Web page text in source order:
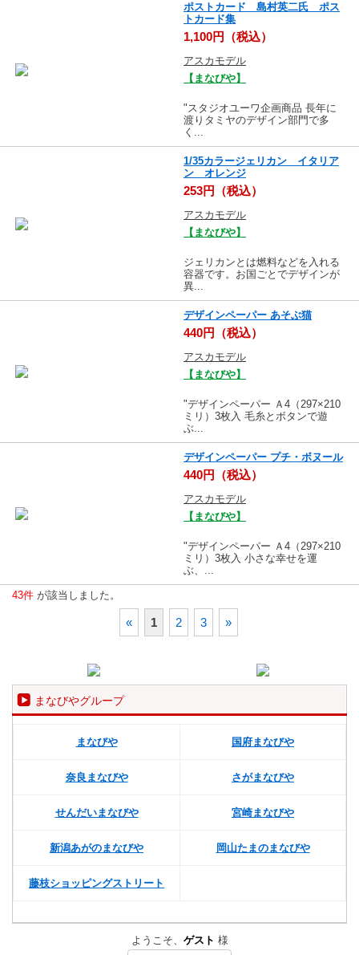
ポストカード 島村英二氏 ポス
トカード集
1,100円（税込）
アスカモデル
【まなびや】
"スタジオユーワ企画商品 長年に
渡りタミヤのデザイン部門で多
く...
1/35カラージェリカン イタリア
ン オレンジ
253円（税込）
アスカモデル
【まなびや】
ジェリカンとは燃料などを入れる
容器です。お国ごとでデザインが
異...
デザインペーパー あそぶ猫
440円（税込）
アスカモデル
【まなびや】
"デザインペーパー Ａ4（297×210
ミリ）3枚入 毛糸とボタンで遊
ぶ...
デザインペーパー プチ・ボヌール
440円（税込）
アスカモデル
【まなびや】
"デザインペーパー Ａ4（297×210
ミリ）3枚入 小さな幸せを運
ぶ、...
43件 が該当しました。
« 1 2 3 »
まなびやグループ
まなびや 国府まなびや
奈良まなびや さがまなびや
せんだいまなびや 宮崎まなびや
新潟あがのまなびや 岡山たまのまなびや
藤枝ショッピングストリート
ようこそ、 ゲスト 様